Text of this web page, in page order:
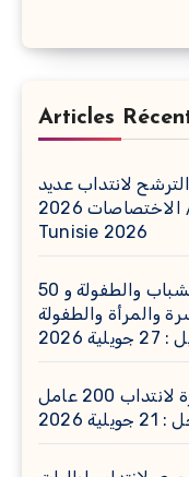
Articles
لانتداب عديد
الاختصاصات 2026 / Concours BT Banque de
Tunisie 2026
مناظرة انتداب 120 أستاذًا للشباب والطفولة و 50
والمرأة والطفولة
مناظرة شركة تونس الطرقات السيارة لانتداب 200 عامل